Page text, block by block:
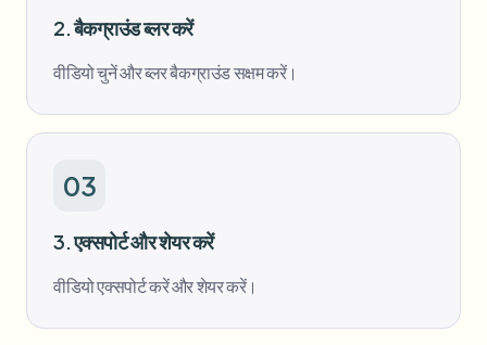
बल्क बैकग्राउंड रिमूवल
2. बैकग्राउंड ब्लर करें
वीडियो चुनें और ब्लर बैकग्राउंड सक्षम करें।
03
3. एक्सपोर्ट और शेयर करें
वीडियो एक्सपोर्ट करें और शेयर करें।